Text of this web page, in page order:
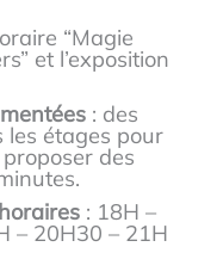
“Magie
et l’exposition
: des
les étages pour
des
: 18H –
– 20H30 – 21H